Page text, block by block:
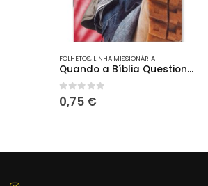
FOLHETOS, LINHA MISSIONÁRIA
Quando a Bíblia Questiona a Nossa Violência – Brochura
0out of 5
0,75 €